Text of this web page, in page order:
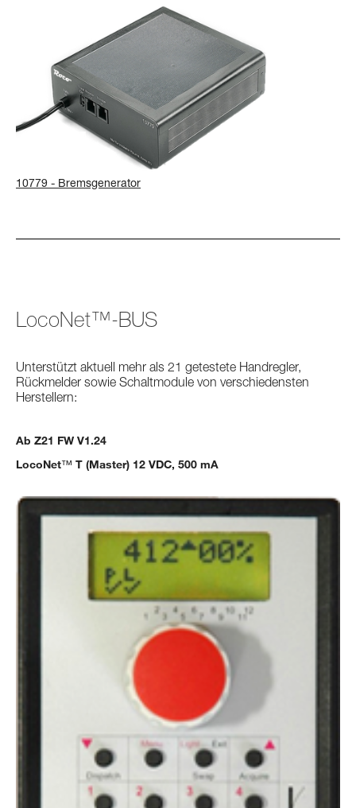
10779 - Bremsgenerator
LocoNet™-BUS
Unterstützt aktuell mehr als 21 getestete Handregler,
Rückmelder sowie Schaltmodule von verschiedensten
Herstellern:
Ab Z21 FW V1.24
LocoNet™ T (Master) 12 VDC, 500 mA